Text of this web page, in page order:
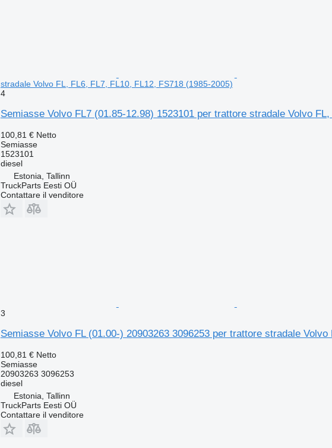
stradale Volvo FL, FL6, FL7, FL10, FL12, FS718 (1985-2005)
4
Semiasse Volvo FL7 (01.85-12.98) 1523101 per trattore stradale Volvo
100,81 € Netto
Semiasse
1523101
diesel
Estonia, Tallinn
TruckParts Eesti OÜ
Contattare il venditore
3
Semiasse Volvo FL (01.00-) 20903263 3096253 per trattore stradale
100,81 € Netto
Semiasse
20903263 3096253
diesel
Estonia, Tallinn
TruckParts Eesti OÜ
Contattare il venditore